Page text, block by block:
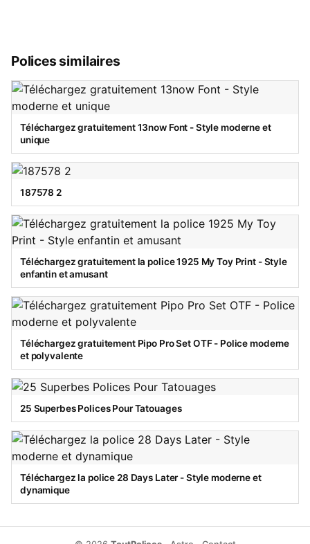
Polices similaires
Téléchargez gratuitement 13now Font - Style moderne et
unique
187578 2
Téléchargez gratuitement la police 1925 My Toy Print - Style
enfantin et amusant
Téléchargez gratuitement Pipo Pro Set OTF - Police moderne
et polyvalente
25 Superbes Polices Pour Tatouages
Téléchargez la police 28 Days Later - Style moderne et
dynamique